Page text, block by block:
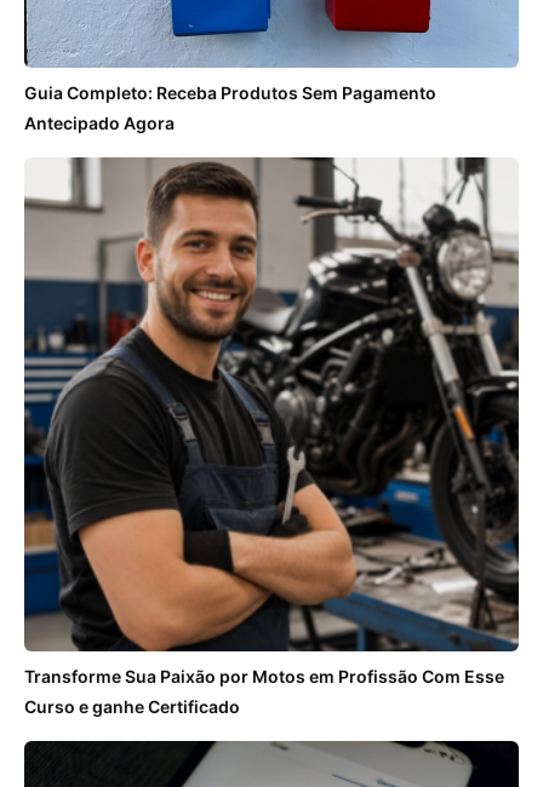
Guia Completo: Receba Produtos Sem Pagamento
Antecipado Agora
Transforme Sua Paixão por Motos em Profissão Com Esse
Curso e ganhe Certificado